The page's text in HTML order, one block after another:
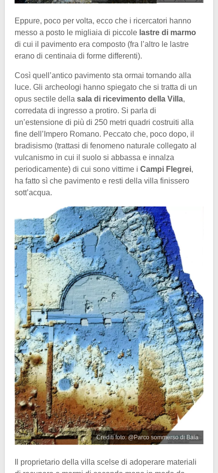
Eppure, poco per volta, ecco che i ricercatori hanno
messo a posto le migliaia di piccole lastre di marmo
di cui il pavimento era composto (fra l’altro le lastre
erano di centinaia di forme differenti).
Così quell’antico pavimento sta ormai tornando alla
luce. Gli archeologi hanno spiegato che si tratta di un
opus sectile della sala di ricevimento della Villa,
corredata di ingresso a protiro. Si parla di
un’estensione di più di 250 metri quadri costruiti alla
fine dell’Impero Romano. Peccato che, poco dopo, il
bradisismo (trattasi di fenomeno naturale collegato al
vulcanismo in cui il suolo si abbassa e innalza
periodicamente) di cui sono vittime i Campi Flegrei,
ha fatto sì che pavimento e resti della villa finissero
sott’acqua.
Crediti foto: @Parco sommerso di Baia
Il proprietario della villa scelse di adoperare materiali